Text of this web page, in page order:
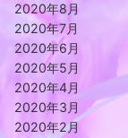
2020年8月
2020年7月
2020年6月
2020年5月
2020年4月
2020年3月
2020年2月